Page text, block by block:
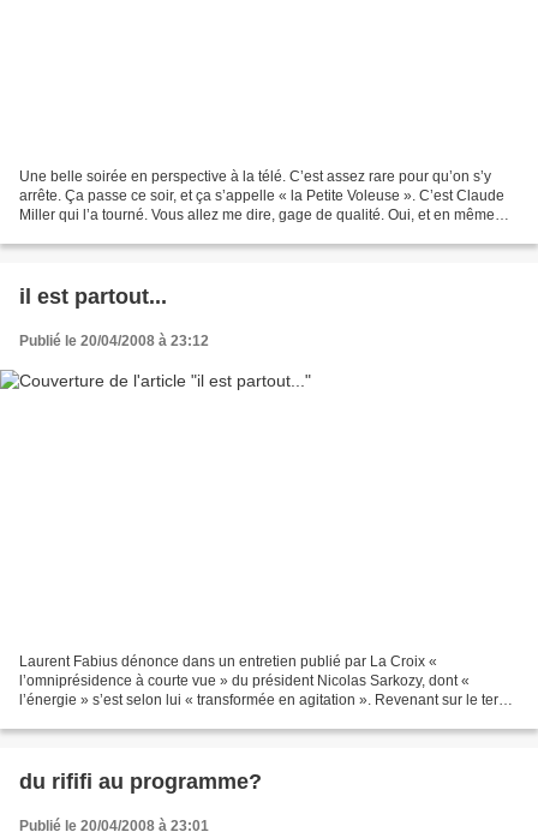
Une belle soirée en perspective à la télé. C’est assez rare pour qu’on s’y
arrête. Ça passe ce soir, et ça s’appelle « la Petite Voleuse ». C’est Claude
Miller qui l’a tourné. Vous allez me dire, gage de qualité. Oui, et en même
il est partout...
Publié le 20/04/2008 à 23:12
Laurent Fabius dénonce dans un entretien publié par La Croix «
l’omniprésidence à courte vue » du président Nicolas Sarkozy, dont «
l’énergie » s’est selon lui « transformée en agitation ». Revenant sur le terme
du rififi au programme?
Publié le 20/04/2008 à 23:01